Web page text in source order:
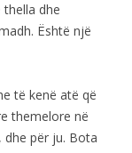
dhe
Është një
të kenë atë që
themelore në
për ju. Bota